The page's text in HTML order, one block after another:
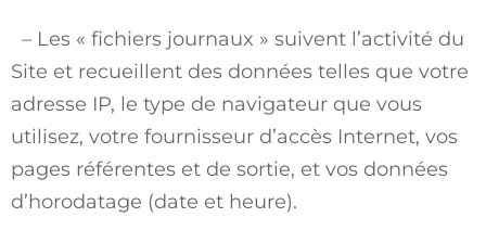
– Les « fichiers journaux » suivent l’activité du
Site et recueillent des données telles que votre
adresse IP, le type de navigateur que vous
utilisez, votre fournisseur d’accès Internet, vos
pages référentes et de sortie, et vos données
d’horodatage (date et heure).